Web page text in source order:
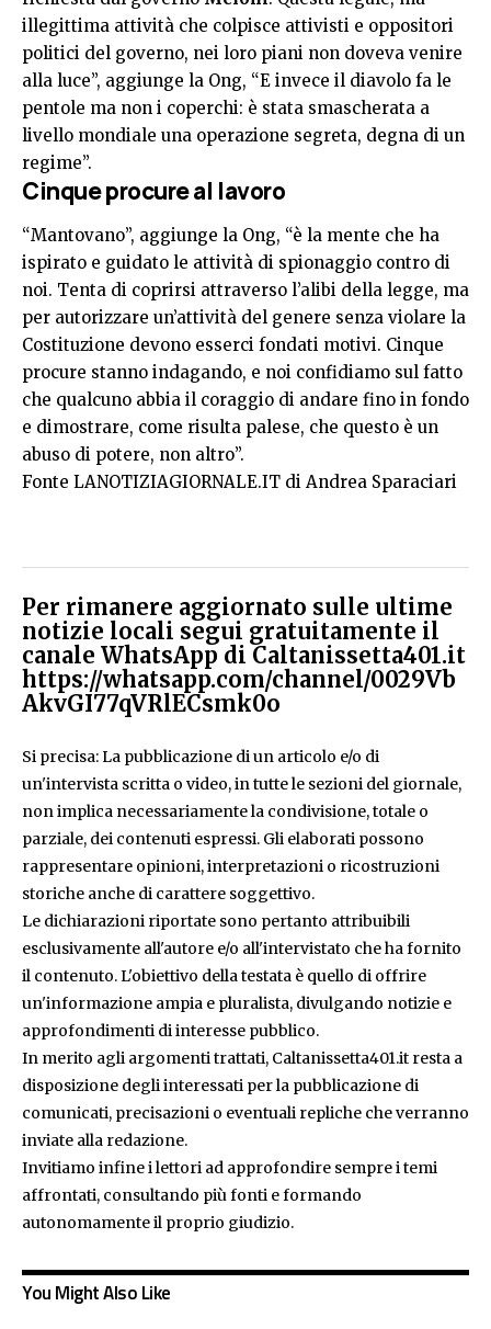
illegittima attività che colpisce attivisti e oppositori
politici del governo, nei loro piani non doveva venire
alla luce”, aggiunge la Ong, “E invece il diavolo fa le
pentole ma non i coperchi: è stata smascherata a
livello mondiale una operazione segreta, degna di un
regime”.
Cinque procure al lavoro
“Mantovano”, aggiunge la Ong, “è la mente che ha
ispirato e guidato le attività di spionaggio contro di
noi. Tenta di coprirsi attraverso l’alibi della legge, ma
per autorizzare un’attività del genere senza violare la
Costituzione devono esserci fondati motivi. Cinque
procure stanno indagando, e noi confidiamo sul fatto
che qualcuno abbia il coraggio di andare fino in fondo
e dimostrare, come risulta palese, che questo è un
abuso di potere, non altro”.
Fonte LANOTIZIAGIORNALE.IT di Andrea Sparaciari
Per rimanere aggiornato sulle ultime
notizie locali segui gratuitamente il
canale WhatsApp di Caltanissetta401.it
https://whatsapp.com/channel/0029Vb
AkvGI77qVRlECsmk0o
Si precisa: La pubblicazione di un articolo e/o di
un'intervista scritta o video, in tutte le sezioni del giornale,
non implica necessariamente la condivisione, totale o
parziale, dei contenuti espressi. Gli elaborati possono
rappresentare opinioni, interpretazioni o ricostruzioni
storiche anche di carattere soggettivo.
Le dichiarazioni riportate sono pertanto attribuibili
esclusivamente all'autore e/o all'intervistato che ha fornito
il contenuto. L'obiettivo della testata è quello di offrire
un'informazione ampia e pluralista, divulgando notizie e
approfondimenti di interesse pubblico.
In merito agli argomenti trattati, Caltanissetta401.it resta a
disposizione degli interessati per la pubblicazione di
comunicati, precisazioni o eventuali repliche che verranno
inviate alla redazione.
Invitiamo infine i lettori ad approfondire sempre i temi
affrontati, consultando più fonti e formando
autonomamente il proprio giudizio.
You Might Also Like